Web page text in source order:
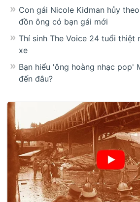
Con gái Nicole Kidman hủy
đồn ông có bạn gái mới
Thí sinh The Voice 24 tuổi thiệt
xe
Bạn hiểu 'ông hoàng nhạc pop'
đến đâu?